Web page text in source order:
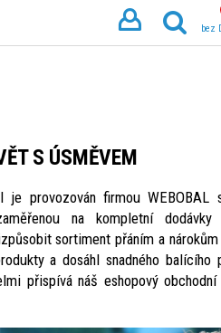
bez
S ÚSMĚVEM
je provozován firmou WEBOBAL
na kompletní dodávky
sortiment přáním a nárokům
a dosáhl snadného balícího
přispívá náš eshopový